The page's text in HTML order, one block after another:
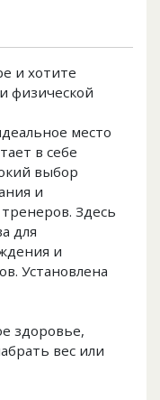
и хотите
физической
место
в себе
выбор
и
Здесь
для
и
Установлена
здоровье,
вес или